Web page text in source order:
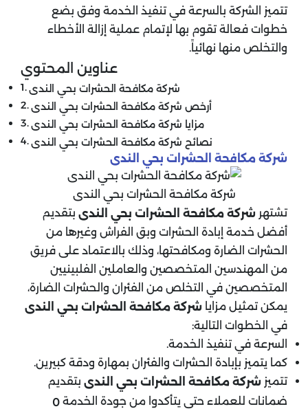
تتميز الشركة بالسرعة في تنفيذ الخدمة وفق بضع
خطوات فعالة تقوم بها لإتمام عملية إزالة الأخطاء
والتخلص منها نهائياً.
عناوين المحتوي
شركة مكافحة الحشرات بحي الندى
أرخص شركة مكافحة الحشرات بحي الندى
مزايا شركة مكافحة الحشرات بحي الندى
نصائح شركة مكافحة الحشرات بحي الندى
شركة مكافحة الحشرات بحي الندى
شركة مكافحة الحشرات بحي الندى
تشتهر شركة مكافحة الحشرات بحي الندى بتقديم
أفضل خدمة إبادة الحشرات وبق الفراش وغيرها من
الحشرات الضارة ومكافحتها، وذلك بالاعتماد على فريق
من المهندسين المتخصصين والعاملين الفلبينيين
المتخصصين في التخلص من الفئران والحشرات الضارة،
يمكن تمثيل مزايا شركة مكافحة الحشرات بحي الندى
في الخطوات التالية:
السرعة في تنفيذ الخدمة.
كما يتميز بإبادة الحشرات والفئران بمهارة ودقة كبيرين.
تتميز شركة مكافحة الحشرات بحي الندى بتقديم
ضمانات للعملاء حتى يتأكدوا من جودة الخدمة 0